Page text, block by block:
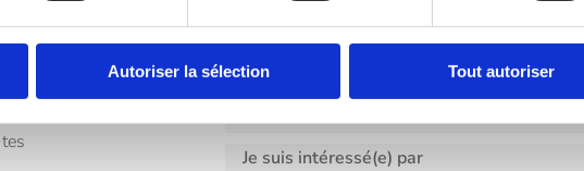
Autoriser la sélection Tout autoriser
Je suis intéressé(e) par